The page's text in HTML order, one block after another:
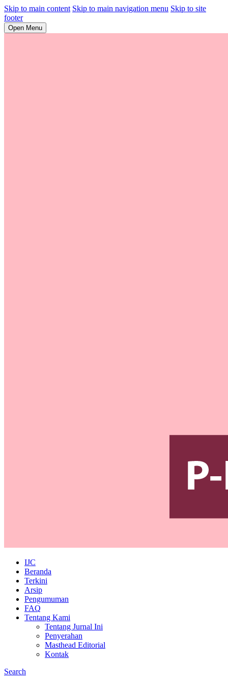
Skip to main content Skip to main navigation menu Skip to site
footer
Open Menu
IJC
Beranda
Terkini
Arsip
Pengumuman
FAQ
Tentang Kami
Tentang Jurnal Ini
Penyerahan
Masthead Editorial
Kontak
Search